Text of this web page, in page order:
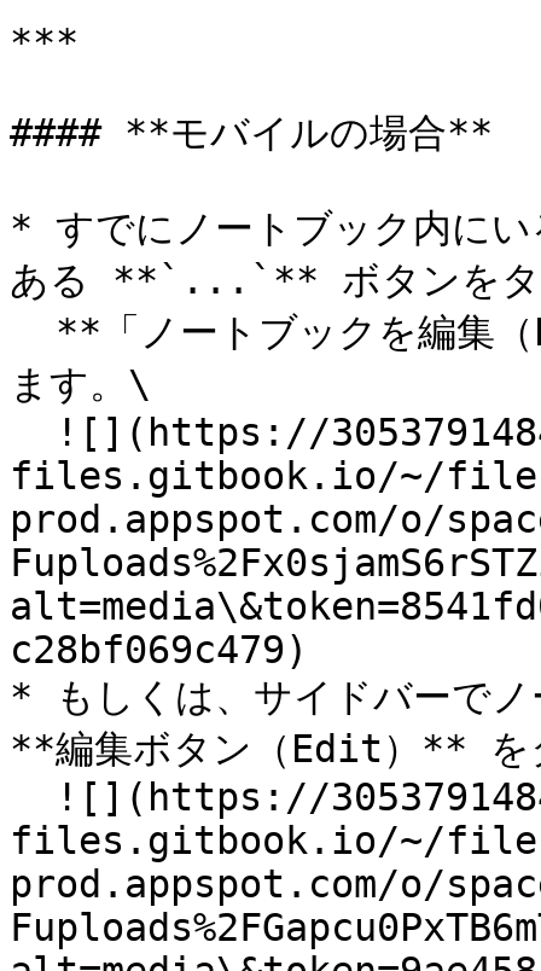
***
#### **モバイルの場合**
* すでにノートブック内にい
ある **`...`** ボタンをタ
ます。\
files.gitbook.io/~/
prod.appspot.com/o/
c28bf069c479)
* もしくは、サイドバーで
**編集ボタン（Edit）** を
files.gitbook.io/~/
prod.appspot.com/o/